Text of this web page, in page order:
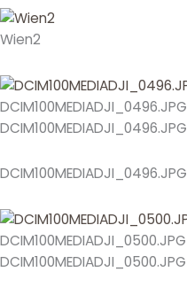
Wien2
DCIM100MEDIADJI_0496.JPG
DCIM100MEDIADJI_0496.JPG
DCIM100MEDIADJI_0496.JPG
DCIM100MEDIADJI_0500.JPG
DCIM100MEDIADJI_0500.JPG